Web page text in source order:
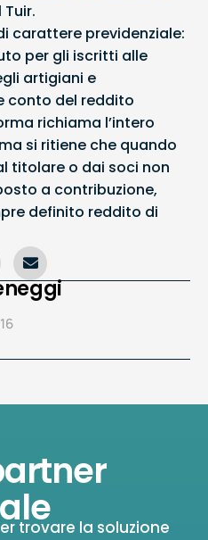
Tuir.
carattere previdenziale:
per gli iscritti alle
artigiani e
conto del reddito
richiama l’intero
si ritiene che quando
titolare o dai soci non
a contribuzione,
definito reddito di
trovare la soluzione